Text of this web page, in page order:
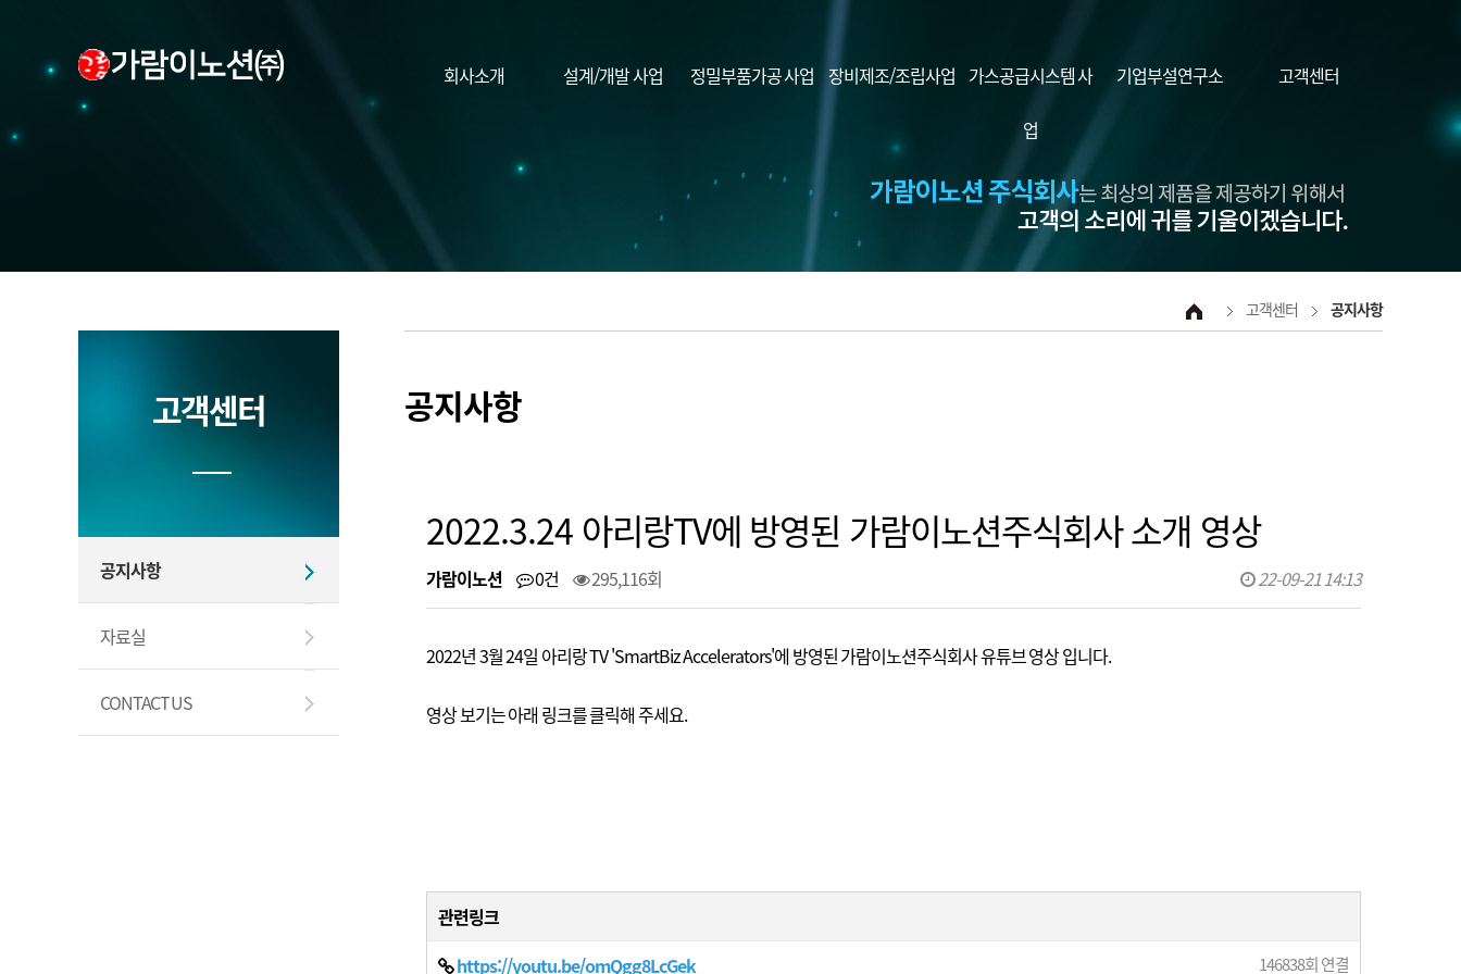
회사소개 설계/개발 사업 정밀부품가공 사업 장비제조/조립사업 가스공급시스템 사
업
기업부설연구소 고객센터
고객센터
공지사항
자료실
CONTACT US
고객센터 공지사항
공지사항
2022.3.24 아리랑TV에 방영된 가람이노션주식회사 소개 영상
가람이노션 0건 295,116회 22-09-21 14:13
2022년 3월 24일 아리랑 TV 'SmartBiz Accelerators'에 방영된 가람이노션주식회사 유튜브 영상 입니다.
영상 보기는 아래 링크를 클릭해 주세요.
관련링크
https://youtu.be/omQgg8LcGek
146838회 연결